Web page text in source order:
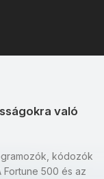
való
kódozók
500 és az